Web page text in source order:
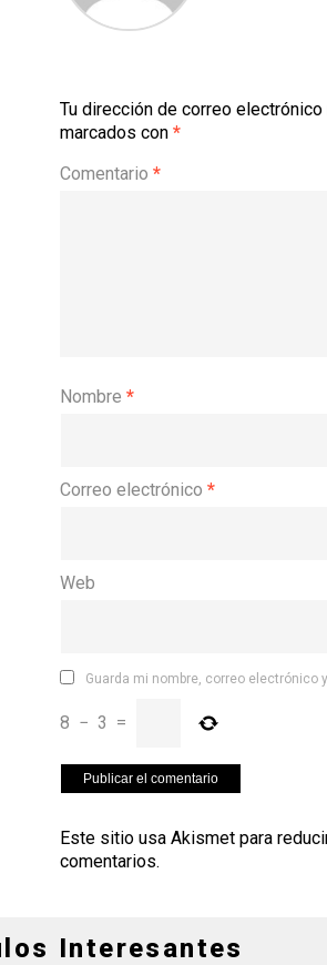
Tu dirección de correo electrónico
marcados con *
Comentario *
Nombre *
Correo electrónico *
Web
Guarda mi nombre, correo electrónico
8 − 3 =
Este sitio usa Akismet para
comentarios.
Interesantes